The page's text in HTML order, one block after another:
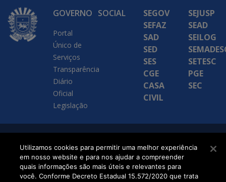
GOVERNO
Portal
Único de
Serviços
Transparência
Diário
Oficial
Legislação
SOCIAL
SEGOV
SEFAZ
SAD
SED
SES
CGE
CASA
CIVIL
SEJUSP
SEAD
SEILOG
SETESC
PGE
SEC
SETDIG | Secretaria-
Executiva de
Transformação Digital
Utilizamos cookies para permitir uma melhor experiência
em nosso website e para nos ajudar a compreender
quais informações são mais úteis e relevantes para
você. Conforme Decreto Estadual 15.572/2020 que trata